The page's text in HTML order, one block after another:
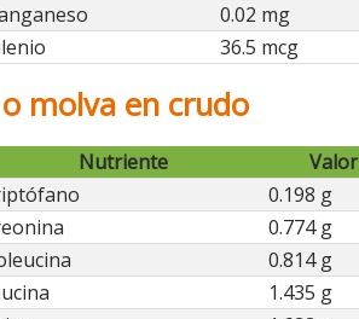
0.02 mg
36.5 mcg
molva en crudo
Nutriente
Valor
0.198 g
0.774 g
0.814 g
1.435 g